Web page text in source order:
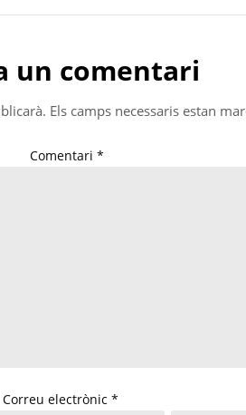
un comentari
Els camps necessaris estan
Comentari *
Correu electrònic *